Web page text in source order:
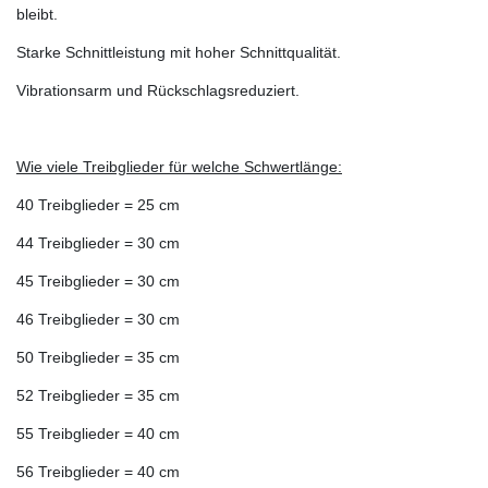
bleibt.
Starke Schnittleistung mit hoher Schnittqualität.
Vibrationsarm und Rückschlagsreduziert.
Wie viele Treibglieder für welche Schwertlänge:
40 Treibglieder = 25 cm
44 Treibglieder = 30 cm
45 Treibglieder = 30 cm
46 Treibglieder = 30 cm
50 Treibglieder = 35 cm
52 Treibglieder = 35 cm
55 Treibglieder = 40 cm
56 Treibglieder = 40 cm